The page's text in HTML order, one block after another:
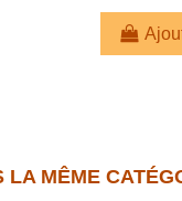
LA MÊME